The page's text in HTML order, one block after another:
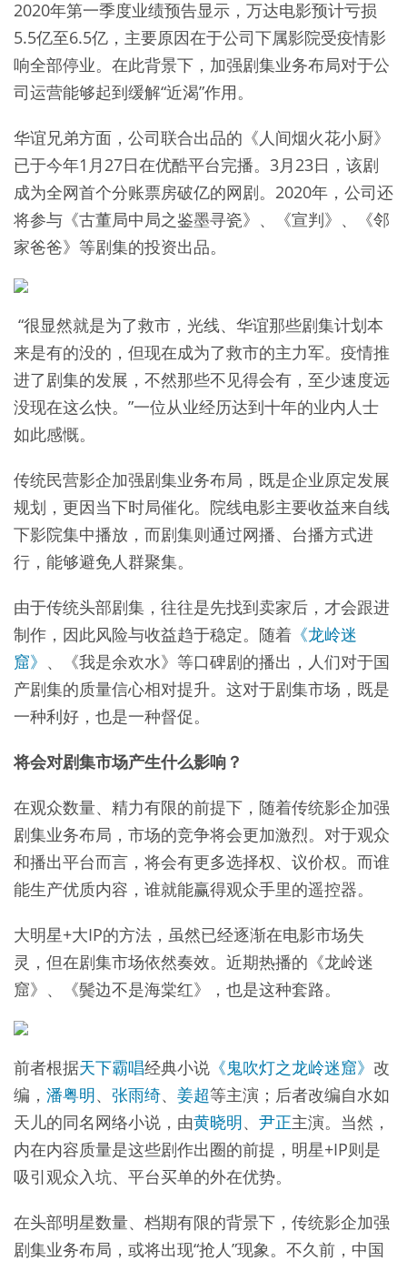
2020年第一季度业绩预告显示，万达电影预计亏损
5.5亿至6.5亿，主要原因在于公司下属影院受疫情影
响全部停业。在此背景下，加强剧集业务布局对于公
司运营能够起到缓解“近渴”作用。
华谊兄弟方面，公司联合出品的《人间烟火花小厨》
已于今年1月27日在优酷平台完播。3月23日，该剧
成为全网首个分账票房破亿的网剧。2020年，公司还
将参与《古董局中局之鉴墨寻瓷》、《宣判》、《邻
家爸爸》等剧集的投资出品。
“很显然就是为了救市，光线、华谊那些剧集计划本
来是有的没的，但现在成为了救市的主力军。疫情推
进了剧集的发展，不然那些不见得会有，至少速度远
没现在这么快。”一位从业经历达到十年的业内人士
如此感慨。
传统民营影企加强剧集业务布局，既是企业原定发展
规划，更因当下时局催化。院线电影主要收益来自线
下影院集中播放，而剧集则通过网播、台播方式进
行，能够避免人群聚集。
由于传统头部剧集，往往是先找到卖家后，才会跟进
制作，因此风险与收益趋于稳定。随着 《龙岭迷
窟》 、《我是余欢水》等口碑剧的播出，人们对于国
产剧集的质量信心相对提升。这对于剧集市场，既是
一种利好，也是一种督促。
将会对剧集市场产生什么影响？
在观众数量、精力有限的前提下，随着传统影企加强
剧集业务布局，市场的竞争将会更加激烈。对于观众
和播出平台而言，将会有更多选择权、议价权。而谁
能生产优质内容，谁就能赢得观众手里的遥控器。
大明星+大IP的方法，虽然已经逐渐在电影市场失
灵，但在剧集市场依然奏效。近期热播的《龙岭迷
窟》、《鬓边不是海棠红》，也是这种套路。
前者根据天下霸唱经典小说 《鬼吹灯之龙岭迷窟》 改
编， 潘粤明、 张雨绮、 姜超等主演；后者改编自水如
天儿的同名网络小说，由黄晓明、 尹正主演。当然，
内在内容质量是这些剧作出圈的前提，明星+IP则是
吸引观众入坑、平台买单的外在优势。
在头部明星数量、档期有限的背景下，传统影企加强
剧集业务布局，或将出现“抢人”现象。不久前，中国